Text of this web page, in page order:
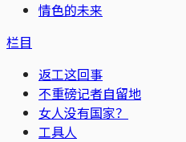
情色的未来
栏目
返工这回事
不重磅记者自留地
女人没有国家？
工具人